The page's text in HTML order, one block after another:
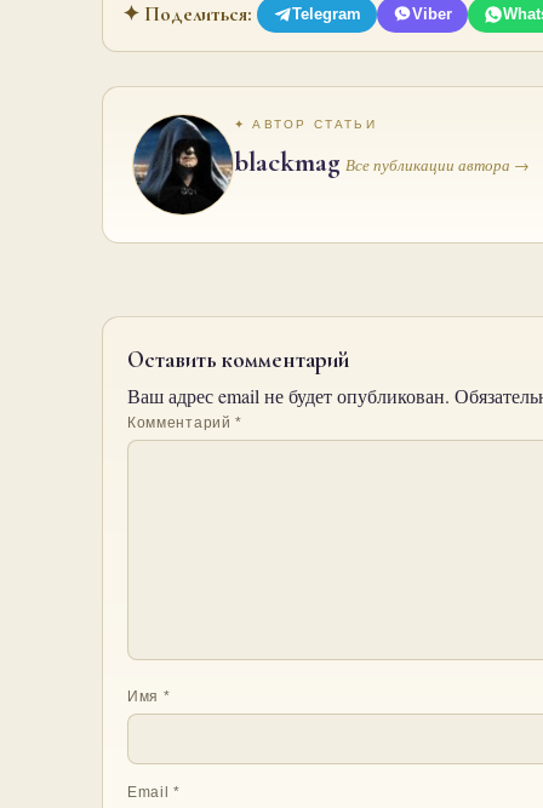
✦ Поделиться: Telegram Viber
✦ АВТОР СТАТЬИ
blackmag Все публикации автора →
Оставить комментарий
Ваш адрес email не будет опубликован.
Комментарий*
Имя *
Email*